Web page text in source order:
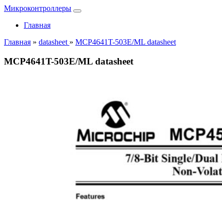
Микроконтроллеры
Главная
Главная » datasheet » MCP4641T-503E/ML datasheet
MCP4641T-503E/ML datasheet